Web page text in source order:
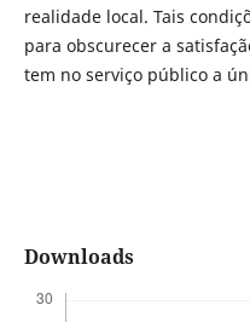
realidade local. Tais
para obscurecer a
tem no serviço público a
Downloads